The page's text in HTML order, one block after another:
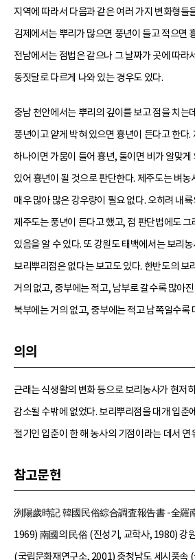
지역에 따라서 다음과 같은 여러 가지 변화형들
김제에서는 뿌리가 많으면 풍년이 들고 적으면
전남에서는 점법은 같으나 그 날짜가 곳에 따라
동짓달로 다르게 나와 있는 경우도 있다.
충남 천안에서는 뿌리의 깊이를 보고 점을 치는
풍년이고 얕게 박혀 있으면 흉년이 든다고 한다
하나이면 가뭄이 들어 흉년, 둘이면 비가 알맞
있어 흉년이 될 것으로 판단한다. 제주도는 벼
매우 많아 많은 강우량이 필요 없다. 오히려 내
제주도는 풍년이 든다고 했고, 점 판단법에도 그
있음을 알 수 있다. 또 강원도 태백에서는 보리
보리뿌리점은 없다는 보고도 있다. 한반도의 보
거의 없고, 중부에는 적고, 남부로 갈수록 많아
북부에는 거의 없고, 중부에는 적고 남쪽일수록
의의
근래는 식생활의 변화 등으로 보리농사가 현저
감소될 수밖에 없었다. 보리뿌리점을 대개 입춘
절기인 입춘이 한 해 농사의 기점이라는 데서 연
참고문헌
洌陽歲時記 韓國民俗綜合調査報告書 -全羅
1969) 南國의 民俗 (진성기, 교학사, 1980) 강
(국립문화재연구소, 2001) 충청남도 세시풍속